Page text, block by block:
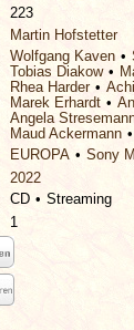
223
Martin Hofstetter
Wolfgang Kaven
Tobias Diakow
Rhea Harder
Marek Erhardt
Angela
Maud Ackermann
EUROPA
Sony
2022
CD
Streaming
1